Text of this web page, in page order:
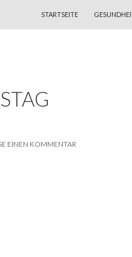
STARTSEITE
EINEN KOMMENTAR